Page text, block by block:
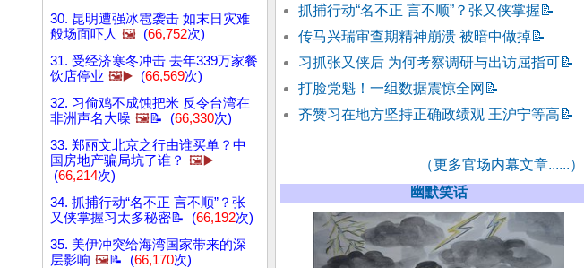
30. 昆明遭强冰雹袭击 如末日灾难
般场面吓人 🖼️ (66,752次)
31. 受经济寒冬冲击 去年339万家餐
饮店停业 🖼️▶️ (66,569次)
32. 习偷鸡不成蚀把米 反令台湾在
非洲声名大噪 🖼️📝 (66,330次)
33. 郑丽文北京之行由谁买单？中
国房地产骗局坑了谁？ 🖼️▶️
(66,214次)
34. 抓捕行动“名不正 言不顺”？张
又侠掌握习太多秘密📝 (66,192次)
35. 美伊冲突给海湾国家带来的深
层影响 🖼️📝 (66,170次)
抓捕行动“名不正 言不顺”？张又侠掌握 📝
传马兴瑞审查期精神崩溃 被暗中做掉📝
习抓张又侠后 为何考察调研与出访屈指可📝
打脸党魁！一组数据震惊全网 📝
齐赞习在地方坚持正确政绩观 王沪宁等高 📝
（更多官场内幕文章......）
幽默笑话